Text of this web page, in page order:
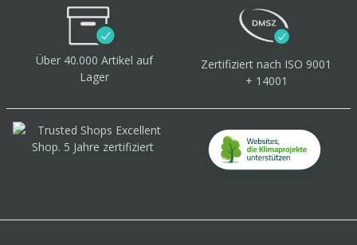
Über 40.000 Artikel auf
Lager
Zertifiziert nach ISO 9001
+ 14001